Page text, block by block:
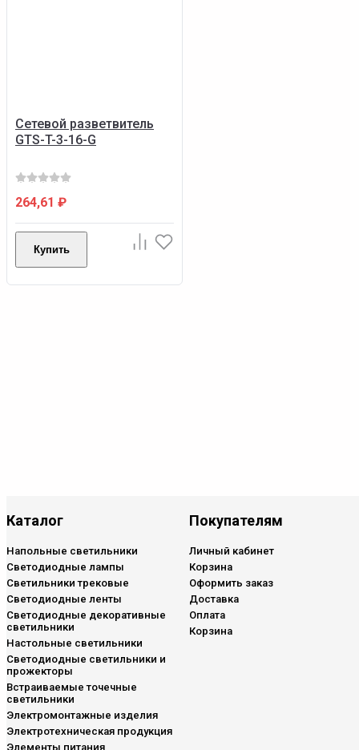
Сетевой разветвитель
GTS-T-3-16-G
264,61 ₽
Купить
Каталог
Напольные светильники
Светодиодные лампы
Светильники трековые
Светодиодные ленты
Светодиодные декоративные
светильники
Настольные светильники
Светодиодные светильники и
прожекторы
Встраиваемые точечные
светильники
Электромонтажные изделия
Электротехническая продукция
Элементы питания
Покупателям
Личный кабинет
Корзина
Оформить заказ
Доставка
Оплата
Корзина